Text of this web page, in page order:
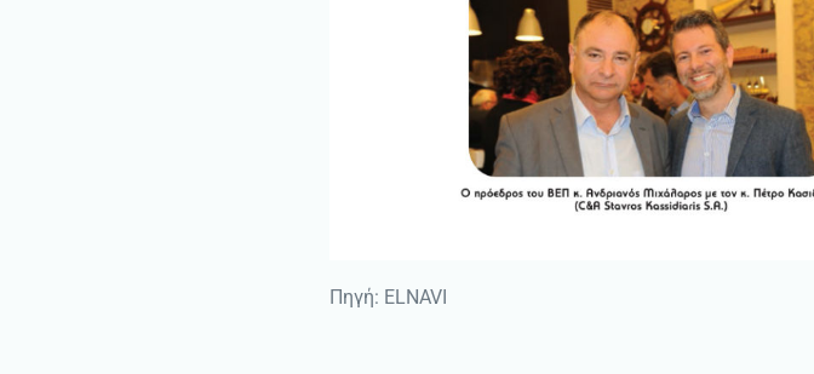
Πηγή: ELNAVI